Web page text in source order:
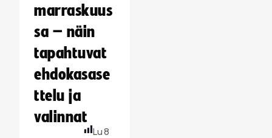
marraskuus
sa – näin
tapahtuvat
ehdokasase
ttelu ja
valinnat
Lu8